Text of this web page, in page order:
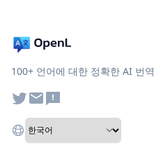
100+ 언어에 대한 정확한 AI 번역